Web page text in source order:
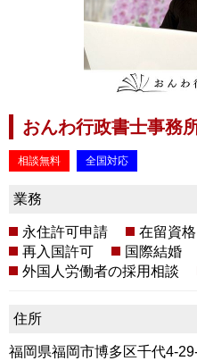
おんわ行政書士事務
相談無料 全国対応
業務
永住許可申請 在留資
再入国許可
国際結婚
外国人労働者の採用相談
住所
福岡県福岡市博多区千代4-